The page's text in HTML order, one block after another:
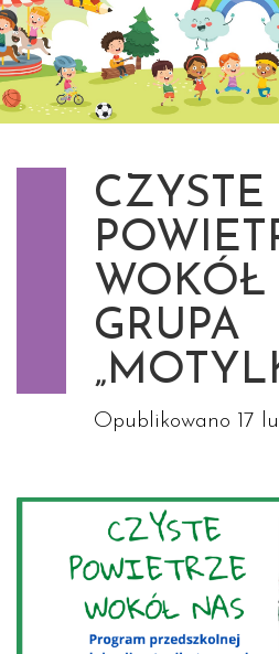
CZYSTE
WOKÓŁ
GRUPA
Opublikowano 17